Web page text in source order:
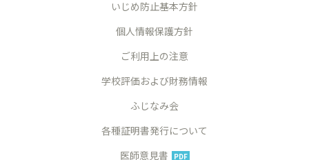
いじめ防止基本方針
個人情報保護方針
ご利用上の注意
学校評価および財務情報
ふじなみ会
各種証明書発行について
医師意見書
PDF